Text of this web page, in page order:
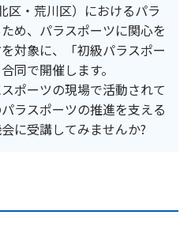
区・荒川区）におけるパラ
め、パラスポーツに関心を
対象に、「初級パラスポー
同で開催します。
ポーツの現場で活動されて
ラスポーツの推進を支える
に受講してみませんか?